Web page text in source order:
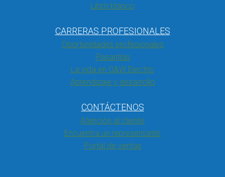
Libro blanco
CARRERAS PROFESIONALES
Oportunidades profesionales
Pasantías
La vida en G&W Electric
Aprendizaje y desarrollo
CONTÁCTENOS
Atención al cliente
Encuentra un representante
Portal de ventas